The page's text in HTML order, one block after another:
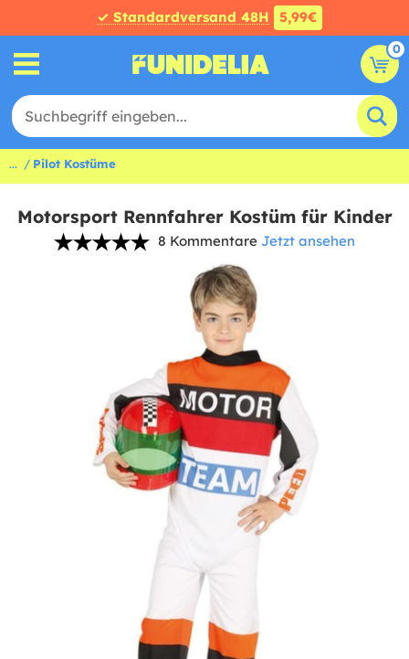
✓ Standardversand 48H 5,99€
0
... Pilot Kostüme
Motorsport Rennfahrer Kostüm für Kinder
8 Kommentare Jetzt ansehen